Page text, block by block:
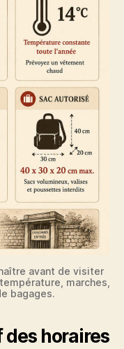
avant de visiter
marches,
bagages.
horaires